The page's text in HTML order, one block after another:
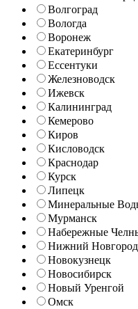
Волгоград
Вологда
Воронеж
Екатеринбург
Ессентуки
Железноводск
Ижевск
Калининград
Кемерово
Киров
Кисловодск
Краснодар
Курск
Липецк
Минеральные
Мурманск
Набережные
Нижний Новгород
Новокузнецк
Новосибирск
Новый Уренгой
Омск